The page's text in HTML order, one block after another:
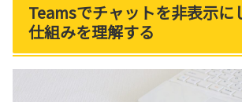
Teamsでチャットを非表示に
仕組みを理解する